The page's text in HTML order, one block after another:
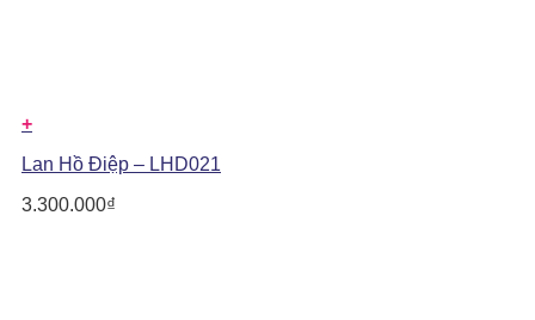
+
Lan Hồ Điệp – LHD021
3.300.000₫